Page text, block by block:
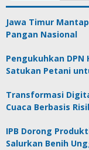
Jawa Timur
Pangan Nasional
Pengukuhkan DPN
Satukan Petani
Transformasi
Cuaca Berbasis
IPB Dorong
Salurkan Benih